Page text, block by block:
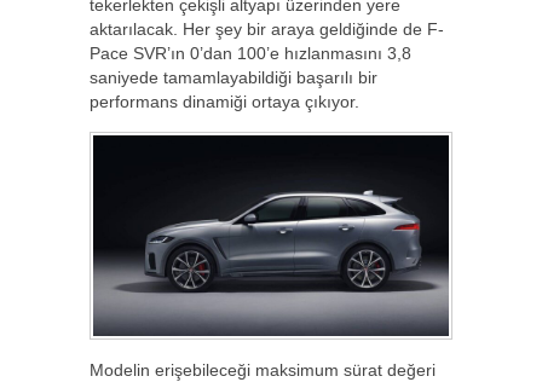
tekerlekten çekişli altyapı üzerinden yere
aktarılacak. Her şey bir araya geldiğinde de F-
Pace SVR’ın 0’dan 100’e hızlanmasını 3,8
saniyede tamamlayabildiği başarılı bir
performans dinamiği ortaya çıkıyor.
Modelin erişebileceği maksimum sürat değeri